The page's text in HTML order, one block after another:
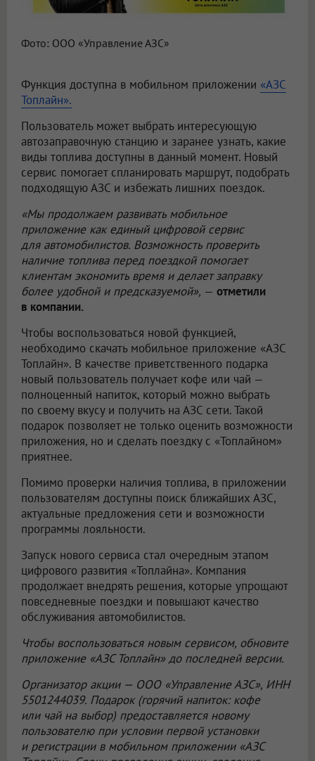
Фото: ООО «Управление АЗС»
Функция доступна в мобильном приложении «АЗС
Топлайн».
Пользователь может выбрать интересующую
автозаправочную станцию и заранее узнать, какие
виды топлива доступны в данный момент. Новый
сервис помогает спланировать маршрут, подобрать
подходящую АЗС и избежать лишних поездок.
«Мы продолжаем развивать мобильное
приложение как единый цифровой сервис
для автомобилистов. Возможность проверить
наличие топлива перед поездкой помогает
клиентам экономить время и делает заправку
более удобной и предсказуемой», — отметили
в компании.
Чтобы воспользоваться новой функцией,
необходимо скачать мобильное приложение «АЗС
Топлайн». В качестве приветственного подарка
новый пользователь получает кофе или чай —
полноценный напиток, который можно выбрать
по своему вкусу и получить на АЗС сети. Такой
подарок позволяет не только оценить возможности
приложения, но и сделать поездку с «Топлайном»
приятнее.
Помимо проверки наличия топлива, в приложении
пользователям доступны поиск ближайших АЗС,
актуальные предложения сети и возможности
программы лояльности.
Запуск нового сервиса стал очередным этапом
цифрового развития «Топлайна». Компания
продолжает внедрять решения, которые упрощают
повседневные поездки и повышают качество
обслуживания автомобилистов.
Чтобы воспользоваться новым сервисом, обновите
приложение «АЗС Топлайн» до последней версии.
Организатор акции — ООО «Управление АЗС», ИНН
5501244039. Подарок (горячий напиток: кофе
или чай на выбор) предоставляется новому
пользователю при условии первой установки
и регистрации в мобильном приложении «АЗС